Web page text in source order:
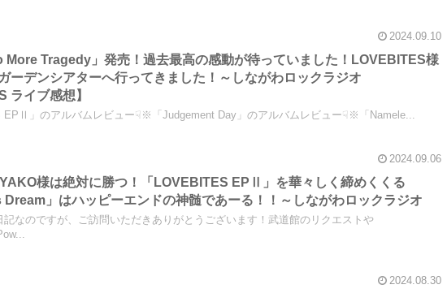
2024.09.10
More Tragedy」発売！過去最高の感動が待っていました！LOVEBITES様
ーデンシアターへ行ってきました！～しながわロックラジオ
ライブ感想】
」のアルバムレビュー☟※「Judgement Day」のアルバムレビュー☟※「Namele...
2024.09.06
様は絶対に勝つ！「LOVEBITES EPⅡ」を華々しく締めくくる
Dream」はハッピーエンドの神髄であーる！！～しながわロックラジオ
なのですが、ご訪問いただきありがとうございます！武道館のリクエストや
2024.08.30